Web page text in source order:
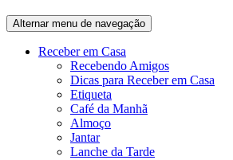
Alternar menu de navegação
Receber em Casa
Recebendo Amigos
Dicas para Receber em Casa
Etiqueta
Café da Manhã
Almoço
Jantar
Lanche da Tarde